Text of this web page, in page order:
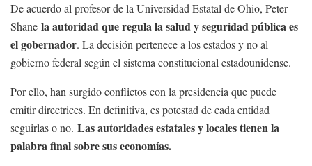
De acuerdo al profesor de la Universidad Estatal de Ohio, Peter
Shane la autoridad que regula la salud y seguridad pública es
el gobernador. La decisión pertenece a los estados y no al
gobierno federal según el sistema constitucional estadounidense.
Por ello, han surgido conflictos con la presidencia que puede
emitir directrices. En definitiva, es potestad de cada entidad
seguirlas o no. Las autoridades estatales y locales tienen la
palabra final sobre sus economías.